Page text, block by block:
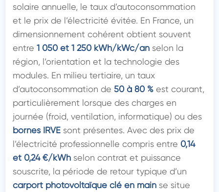
solaire annuelle, le taux d’autoconsommation
et le prix de l’électricité évitée. En France, un
dimensionnement cohérent obtient souvent
entre 1 050 et 1 250 kWh/kWc/an selon la
région, l’orientation et la technologie des
modules. En milieu tertiaire, un taux
d’autoconsommation de 50 à 80 % est courant,
particulièrement lorsque des charges en
bornes IRVE sont présentes. Avec des prix de
l’électricité professionnelle compris entre 0,14
et 0,24 €/kWh selon contrat et puissance
carport photovoltaïque clé en main se situe